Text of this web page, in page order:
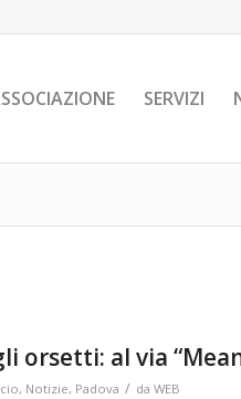
SERVIZI
orsetti: al via
, Notizie, Padova / da WEB